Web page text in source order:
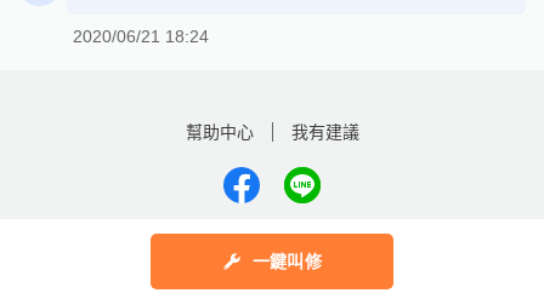
一鍵叫修
2020/06/21 18:24
幫助中心 我有建議
Copyright © 2025 by Addcn Technology Co., Ltd. All Rights reserved